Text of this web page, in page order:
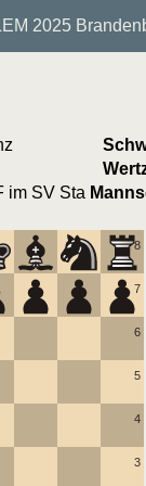
2025
im SV Sta
3
4
5
6
7
8